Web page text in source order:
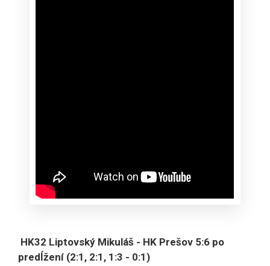
HK32 Liptovský Mikuláš - HK Prešov 5:6 po
predĺžení (2:1, 2:1, 1:3 - 0:1)